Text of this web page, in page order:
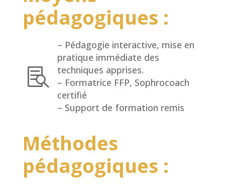
pédagogiques :

– Pédagogie interactive, mise en
pratique immédiate des
techniques apprises.
– Formatrice FFP, Sophrocoach
certifié
– Support de formation remis
Méthodes
pédagogiques :